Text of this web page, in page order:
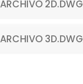
ARCHIVO 2D.DWG
ARCHIVO 3D.DWG